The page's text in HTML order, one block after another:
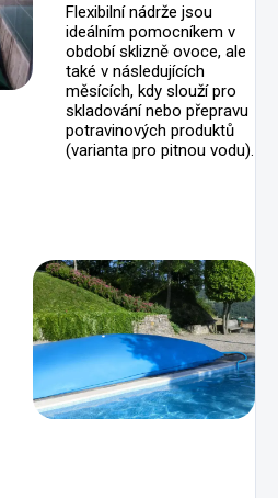
Flexibilní nádrže jsou
ideálním pomocníkem v
období sklizně ovoce, ale
také v následujících
měsících, kdy slouží pro
skladování nebo přepravu
potravinových produktů
(varianta pro pitnou vodu).